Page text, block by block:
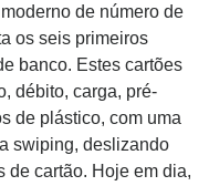
de número de
os seis primeiros
banco. Estes cartões
débito, carga, pré-
de plástico, com uma
swiping, deslizando
de cartão. Hoje em dia,